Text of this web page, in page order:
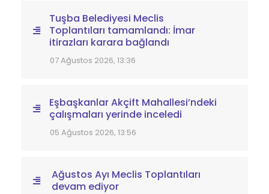
Tuşba Belediyesi Meclis
Toplantıları tamamlandı: İmar
itirazları karara bağlandı
07 Ağustos 2026, 13:36
Eşbaşkanlar Akçift Mahallesi’ndeki
çalışmaları yerinde inceledi
05 Ağustos 2026, 13:56
Ağustos Ayı Meclis Toplantıları
devam ediyor